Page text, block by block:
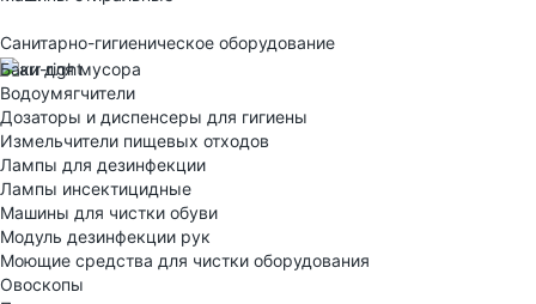
Санитарно-гигиеническое оборудование
Баки для мусора
Водоумягчители
Дозаторы и диспенсеры для гигиены
Измельчители пищевых отходов
Лампы для дезинфекции
Лампы инсектицидные
Машины для чистки обуви
Модуль дезинфекции рук
Моющие средства для чистки оборудования
Овоскопы